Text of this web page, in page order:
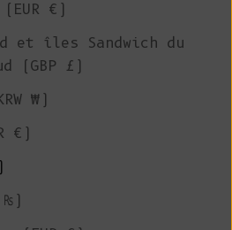
€)
et îles Sandwich du
(GBP £)
₩)
€)